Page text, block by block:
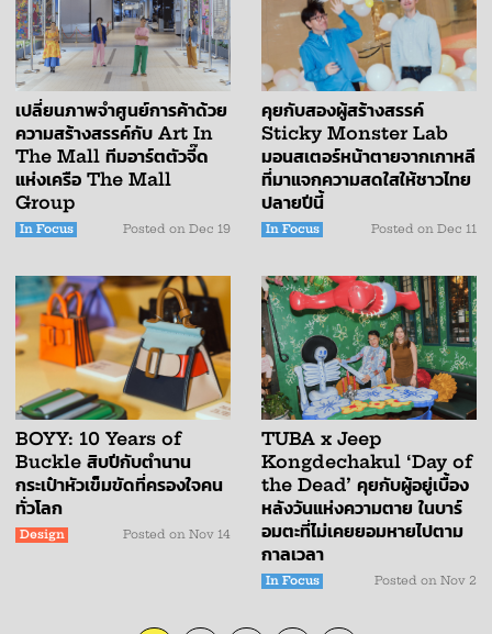
เปลี่ยนภาพจำศูนย์การค้าด้วย
ความสร้างสรรค์กับ Art In
The Mall ทีมอาร์ตตัวจี๊ด
แห่งเครือ The Mall
Group
In Focus Posted on Dec 19
คุยกับสองผู้สร้างสรรค์
Sticky Monster Lab
มอนสเตอร์หน้าตายจากเกาหลี
ที่มาแจกความสดใสให้ชาวไทย
ปลายปีนี้
In Focus Posted on Dec 11
BOYY: 10 Years of
Buckle สิบปีกับตำนาน
กระเป๋าหัวเข็มขัดที่ครองใจคน
ทั่วโลก
Design Posted on Nov 14
TUBA x Jeep
Kongdechakul ‘Day of
the Dead’ คุยกับผู้อยู่เบื้อง
หลังวันแห่งความตาย ในบาร์
อมตะที่ไม่เคยยอมหายไปตาม
กาลเวลา
In Focus Posted on Nov 2